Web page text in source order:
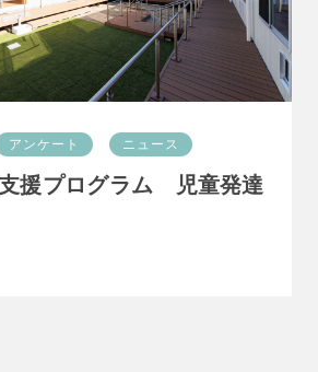
アンケート ニュース
援プログラム 児童発達